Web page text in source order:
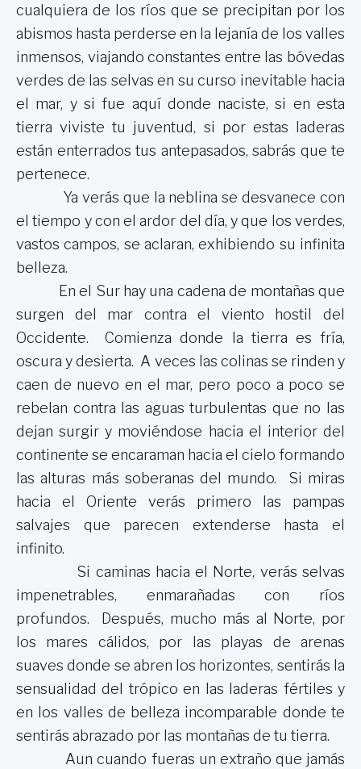
cualquiera de los ríos que se precipitan por los
abismos hasta perderse en la lejanía de los valles
inmensos, viajando constantes entre las bóvedas
verdes de las selvas en su curso inevitable hacia
el mar, y si fue aquí donde naciste, si en esta
tierra viviste tu juventud, si por estas laderas
están enterrados tus antepasados, sabrás que te
pertenece.
Ya verás que la neblina se desvanece con
el tiempo y con el ardor del día, y que los verdes,
vastos campos, se aclaran, exhibiendo su infinita
belleza.
En el Sur hay una cadena de montañas que
surgen del mar contra el viento hostil del
Occidente. Comienza donde la tierra es fría,
oscura y desierta. A veces las colinas se rinden y
caen de nuevo en el mar, pero poco a poco se
rebelan contra las aguas turbulentas que no las
dejan surgir y moviéndose hacia el interior del
continente se encaraman hacia el cielo formando
las alturas más soberanas del mundo. Si miras
hacia el Oriente verás primero las pampas
salvajes que parecen extenderse hasta el
infinito.
Si caminas hacia el Norte, verás selvas
impenetrables, enmarañadas con ríos
profundos. Después, mucho más al Norte, por
los mares cálidos, por las playas de arenas
suaves donde se abren los horizontes, sentirás la
sensualidad del trópico en las laderas fértiles y
en los valles de belleza incomparable donde te
sentirás abrazado por las montañas de tu tierra.
Aun cuando fueras un extraño que jamás